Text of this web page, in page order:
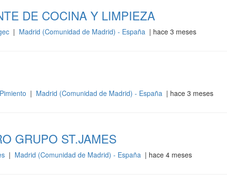
DE COCINA Y LIMPIEZA
| Madrid (Comunidad de Madrid) - España | hace 3 meses
| Madrid (Comunidad de Madrid) - España | hace 3 meses
GRUPO ST.JAMES
| Madrid (Comunidad de Madrid) - España | hace 4 meses